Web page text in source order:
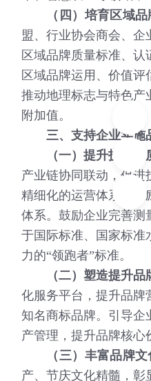
（四）培育区域
盟、行业协会商会、
区域品牌质量标准、
区域品牌运用、价值
推动地理标志与特色产
附加值。
三、支持企业实施
（一）提升技术
产业链协同联动，促
精细化的运营体系。鼓
体系。鼓励企业完善测
于国际标准、国家标准
力的“领跑者”标准。
（二）塑造提升
化服务平台，提升品牌
知名商标品牌。引导
产管理，提升品牌核心
（三）丰富品牌
产、节庆文化精髓，